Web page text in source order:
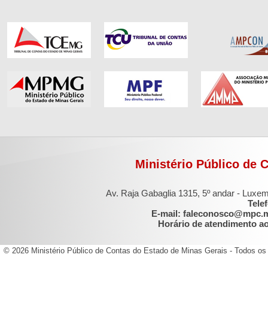
Ministério Público de
Av. Raja Gabaglia 1315, 5º andar -
E-mail:
Horário de atendimento
© 2026 Ministério Público de Contas do Estado de Minas Gerais - Todos